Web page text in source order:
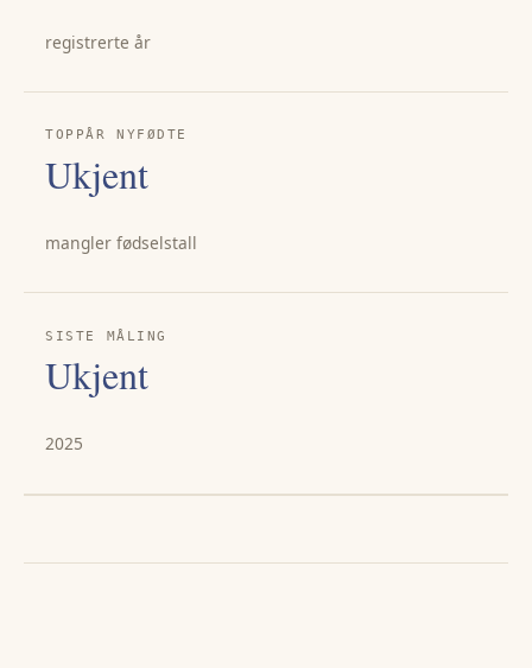
registrerte år
TOPPÅR NYFØDTE
Ukjent
mangler fødselstall
SISTE MÅLING
Ukjent
2025